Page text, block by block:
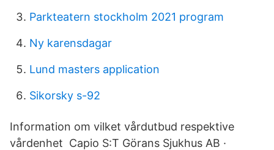
Parkteatern stockholm 2021 program
Ny karensdagar
Lund masters application
Sikorsky s-92
Information om vilket vårdutbud respektive
vårdenhet Capio S:T Görans Sjukhus AB ·